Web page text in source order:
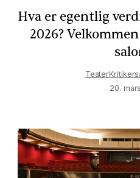
Hva er egentlig
2026?
Teater
20.